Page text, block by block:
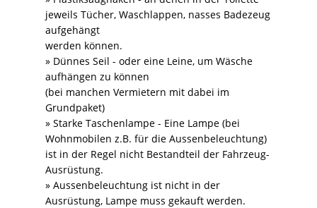
jeweils Tücher, Waschlappen, nasses Badezeug
aufgehängt
werden können.
» Dünnes Seil - oder eine Leine, um Wäsche
aufhängen zu können
(bei manchen Vermietern mit dabei im
Grundpaket)
» Starke Taschenlampe - Eine Lampe (bei
Wohnmobilen z.B. für die Aussenbeleuchtung)
ist in der Regel nicht Bestandteil der Fahrzeug-
Ausrüstung.
» Aussenbeleuchtung ist nicht in der
Ausrüstung, Lampe muss gekauft werden.